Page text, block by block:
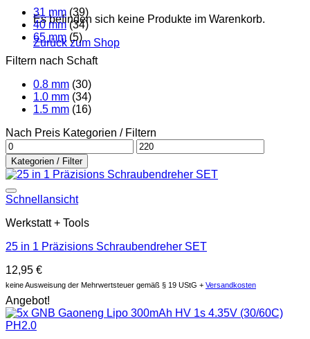
Es befinden sich keine Produkte im Warenkorb.
Zurück zum Shop
31 mm (39)
40 mm (34)
65 mm (5)
Filtern nach Schaft
0.8 mm (30)
1.0 mm (34)
1.5 mm (16)
Nach Preis Kategorien / Filtern
Min.
Preis
Max.
Preis
Kategorien / Filter
Schnellansicht
Werkstatt + Tools
25 in 1 Präzisions Schraubendreher SET
12,95 €
keine Ausweisung der Mehrwertsteuer gemäß § 19 UStG + Versandkosten
Angebot!